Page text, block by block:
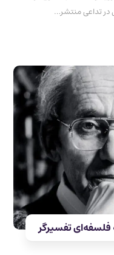
تداعی منتشر…
فلسفه‌ای تفسیرگر